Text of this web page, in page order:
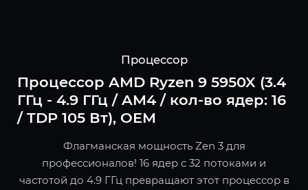
Процессор
Процессор AMD Ryzen 9 5950X (3.4
ГГц - 4.9 ГГц / AM4 / кол-во ядер: 16
/ TDP 105 Вт), OEM
Флагманская мощность Zen 3 для
профессионалов! 16 ядер с 32 потоками и
частотой до 4.9 ГГц превращают этот процессор в